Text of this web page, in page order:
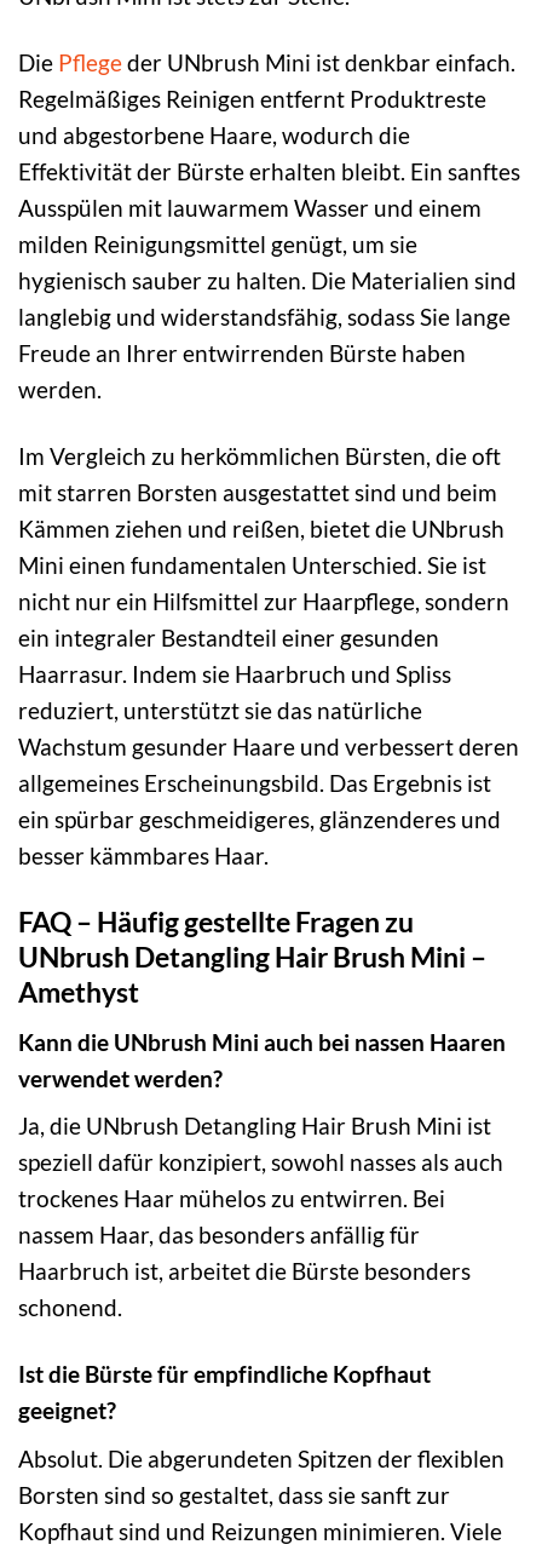
Die Pflegeder UNbrush Mini ist denkbar einfach.
Regelmäßiges Reinigen entfernt Produktreste
und abgestorbene Haare, wodurch die
Effektivität der Bürste erhalten bleibt. Ein sanftes
Ausspülen mit lauwarmem Wasser und einem
milden Reinigungsmittel genügt, um sie
hygienisch sauber zu halten. Die Materialien sind
langlebig und widerstandsfähig, sodass Sie lange
Freude an Ihrer entwirrenden Bürste haben
werden.
Im Vergleich zu herkömmlichen Bürsten, die oft
mit starren Borsten ausgestattet sind und beim
Kämmen ziehen und reißen, bietet die UNbrush
Mini einen fundamentalen Unterschied. Sie ist
nicht nur ein Hilfsmittel zur Haarpflege, sondern
ein integraler Bestandteil einer gesunden
Haarrasur. Indem sie Haarbruch und Spliss
reduziert, unterstützt sie das natürliche
Wachstum gesunder Haare und verbessert deren
allgemeines Erscheinungsbild. Das Ergebnis ist
ein spürbar geschmeidigeres, glänzenderes und
besser kämmbares Haar.
FAQ – Häufig gestellte Fragen zu
UNbrush Detangling Hair Brush Mini –
Amethyst
Kann die UNbrush Mini auch bei nassen Haaren
verwendet werden?
Ja, die UNbrush Detangling Hair Brush Mini ist
speziell dafür konzipiert, sowohl nasses als auch
trockenes Haar mühelos zu entwirren. Bei
nassem Haar, das besonders anfällig für
Haarbruch ist, arbeitet die Bürste besonders
schonend.
Ist die Bürste für empfindliche Kopfhaut
geeignet?
Absolut. Die abgerundeten Spitzen der flexiblen
Borsten sind so gestaltet, dass sie sanft zur
Kopfhaut sind und Reizungen minimieren. Viele